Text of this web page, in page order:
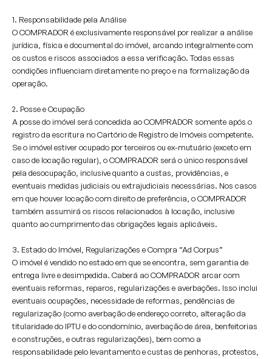
1. Responsabilidade pela Análise
O COMPRADOR é exclusivamente responsável por realizar a análise
jurídica, física e documental do imóvel, arcando integralmente com
os custos e riscos associados a essa verificação. Todas essas
condições influenciam diretamente no preço e na formalização da
operação.
2. Posse e Ocupação
A posse do imóvel será concedida ao COMPRADOR somente após o
registro da escritura no Cartório de Registro de Imóveis competente.
Se o imóvel estiver ocupado por terceiros ou ex-mutuário (exceto em
caso de locação regular), o COMPRADOR será o único responsável
pela desocupação, inclusive quanto a custas, providências, e
eventuais medidas judiciais ou extrajudiciais necessárias. Nos casos
em que houver locação com direito de preferência, o COMPRADOR
também assumirá os riscos relacionados à locação, inclusive
quanto ao cumprimento das obrigações legais aplicáveis.
3. Estado do Imóvel, Regularizações e Compra “Ad Corpus”
O imóvel é vendido no estado em que se encontra, sem garantia de
entrega livre e desimpedida. Caberá ao COMPRADOR arcar com
eventuais reformas, reparos, regularizações e averbações. Isso inclui
eventuais ocupações, necessidade de reformas, pendências de
regularização (como averbação de endereço correto, alteração da
titularidade do IPTU e do condomínio, averbação de área, benfeitorias
e construções, e outras regularizações), bem como a
responsabilidade pelo levantamento e custas de penhoras, protestos,